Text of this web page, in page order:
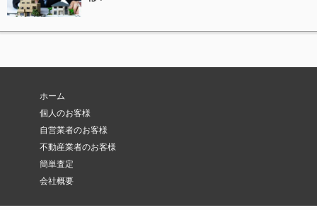
ホーム
個人のお客様
自営業者のお客様
不動産業者のお客様
簡単査定
会社概要